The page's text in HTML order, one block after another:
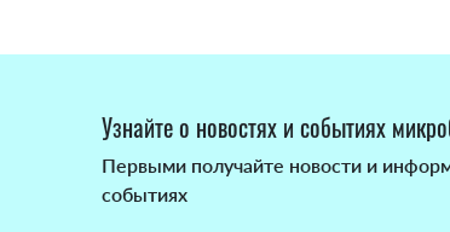
Узнайте о новостях и событиях
Первыми получайте новости и
событиях